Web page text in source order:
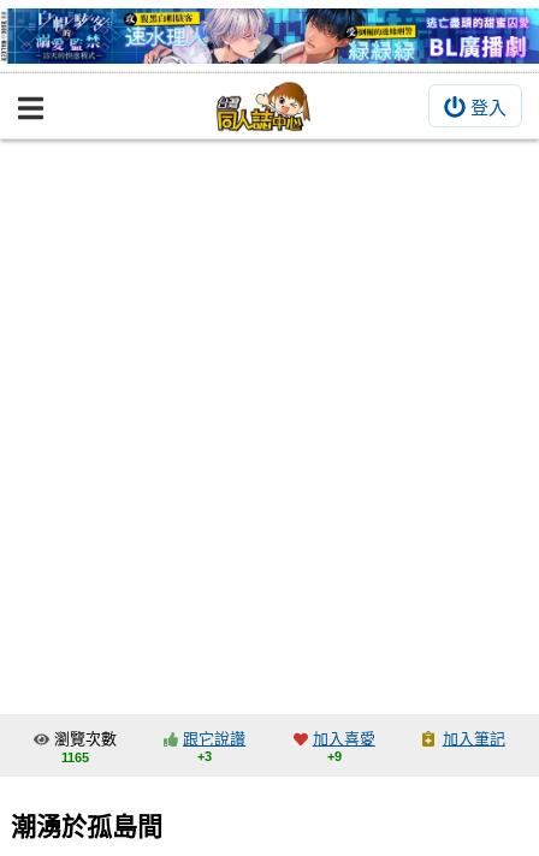
登入
BOOKY書集倉庫
交流中心
會員功能選單
瀏覽次數
1165
跟它說讚
+3
加入喜愛
+9
加入筆記
潮湧於孤島間